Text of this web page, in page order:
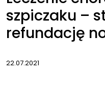
szpiczaku –
refundację
22.07.2021